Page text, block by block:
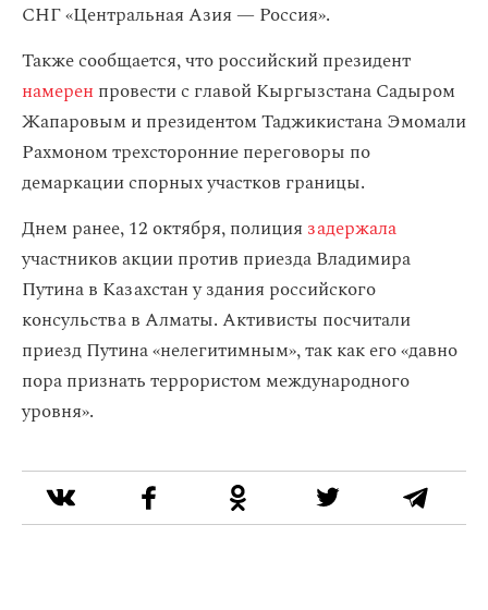
СНГ «Центральная Азия — Россия».
Также сообщается, что российский президент
намерен провести с главой Кыргызстана Садыром
Жапаровым и президентом Таджикистана Эмомали
Рахмоном трехсторонние переговоры по
демаркации спорных участков границы.
Днем ранее, 12 октября, полиция задержала
участников акции против приезда Владимира
Путина в Казахстан у здания российского
консульства в Алматы. Активисты посчитали
приезд Путина «нелегитимным», так как его «‎давно
пора признать террористом международного
уровня». ‎‎